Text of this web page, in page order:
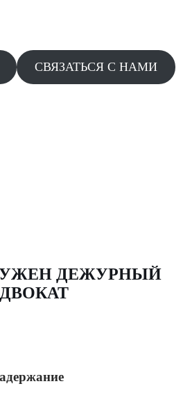
СВЯЗАТЬСЯ С НАМИ
ДЕЖУРНЫЙ